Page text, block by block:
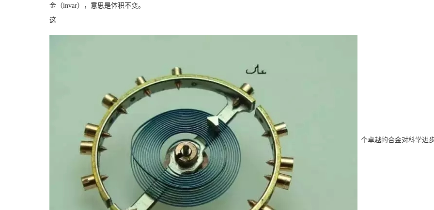
金（invar），意思是体积不变。
这
个卓越的合金对科学进